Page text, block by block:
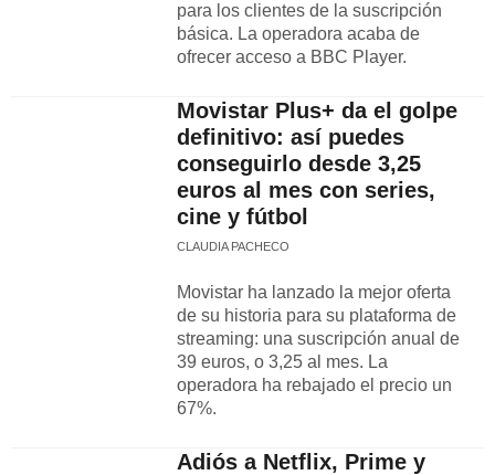
para los clientes de la suscripción
básica. La operadora acaba de
ofrecer acceso a BBC Player.
Movistar Plus+ da el golpe
definitivo: así puedes
conseguirlo desde 3,25
euros al mes con series,
cine y fútbol
CLAUDIA PACHECO
Movistar ha lanzado la mejor oferta
de su historia para su plataforma de
streaming: una suscripción anual de
39 euros, o 3,25 al mes. La
operadora ha rebajado el precio un
67%.
Adiós a Netflix, Prime y